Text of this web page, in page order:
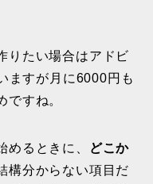
りたい場合はアドビ
ますが月に6000円も
ですね。
めるときに、
どこか
構分からない項目だ